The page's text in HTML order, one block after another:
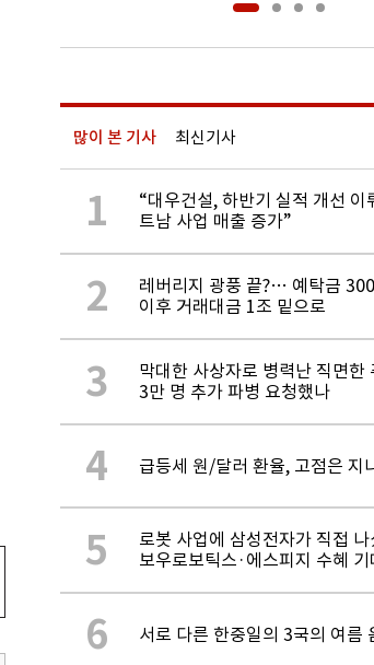
많이 본 기사 최신기사
1
“대우건설, 하반기 실적 개선
트남 사업 매출 증가”
2
레버리지 광풍 끝?… 예탁금
이후 거래대금 1조 밑으로
3
막대한 사상자로 병력난 직면한
3만 명 추가 파병 요청했나
4 급등세 원/달러 환율, 고점은 지
5
로봇 사업에 삼성전자가 직접
보우로보틱스·에스피지 수혜 기
6 서로 다른 한중일의 3국의 여름